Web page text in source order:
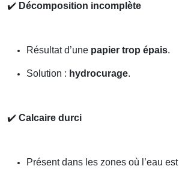
✔️ Décomposition incomplète
Résultat d’une papier trop épais.
Solution : hydrocurage.
✔️ Calcaire durci
Présent dans les zones où l’eau est